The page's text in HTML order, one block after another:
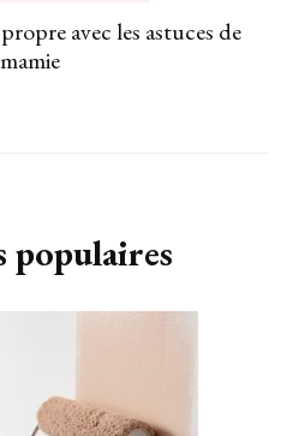
avec les astuces de
mamie